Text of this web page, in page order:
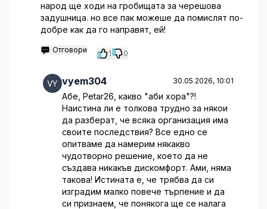
народ ще ходи на гробищата за черешова
задушница. но все пак можеше да помислят по-
добре как да го направят, ей!
Отговори 1 0
vyem304 30.05.2026, 10:01
Абе, Petar26, какво "аби хора"?!
Наистина ли е толкова трудно за някои
да разберат, че всяка организация има
своите последствия? Все едно се
опитваме да намерим някакво
чудотворно решение, което да не
създава никакъв дискомфорт. Ами, няма
такова! Истината е, че трябва да си
изградим малко повече търпение и да
си признаем, че понякога ще се налага